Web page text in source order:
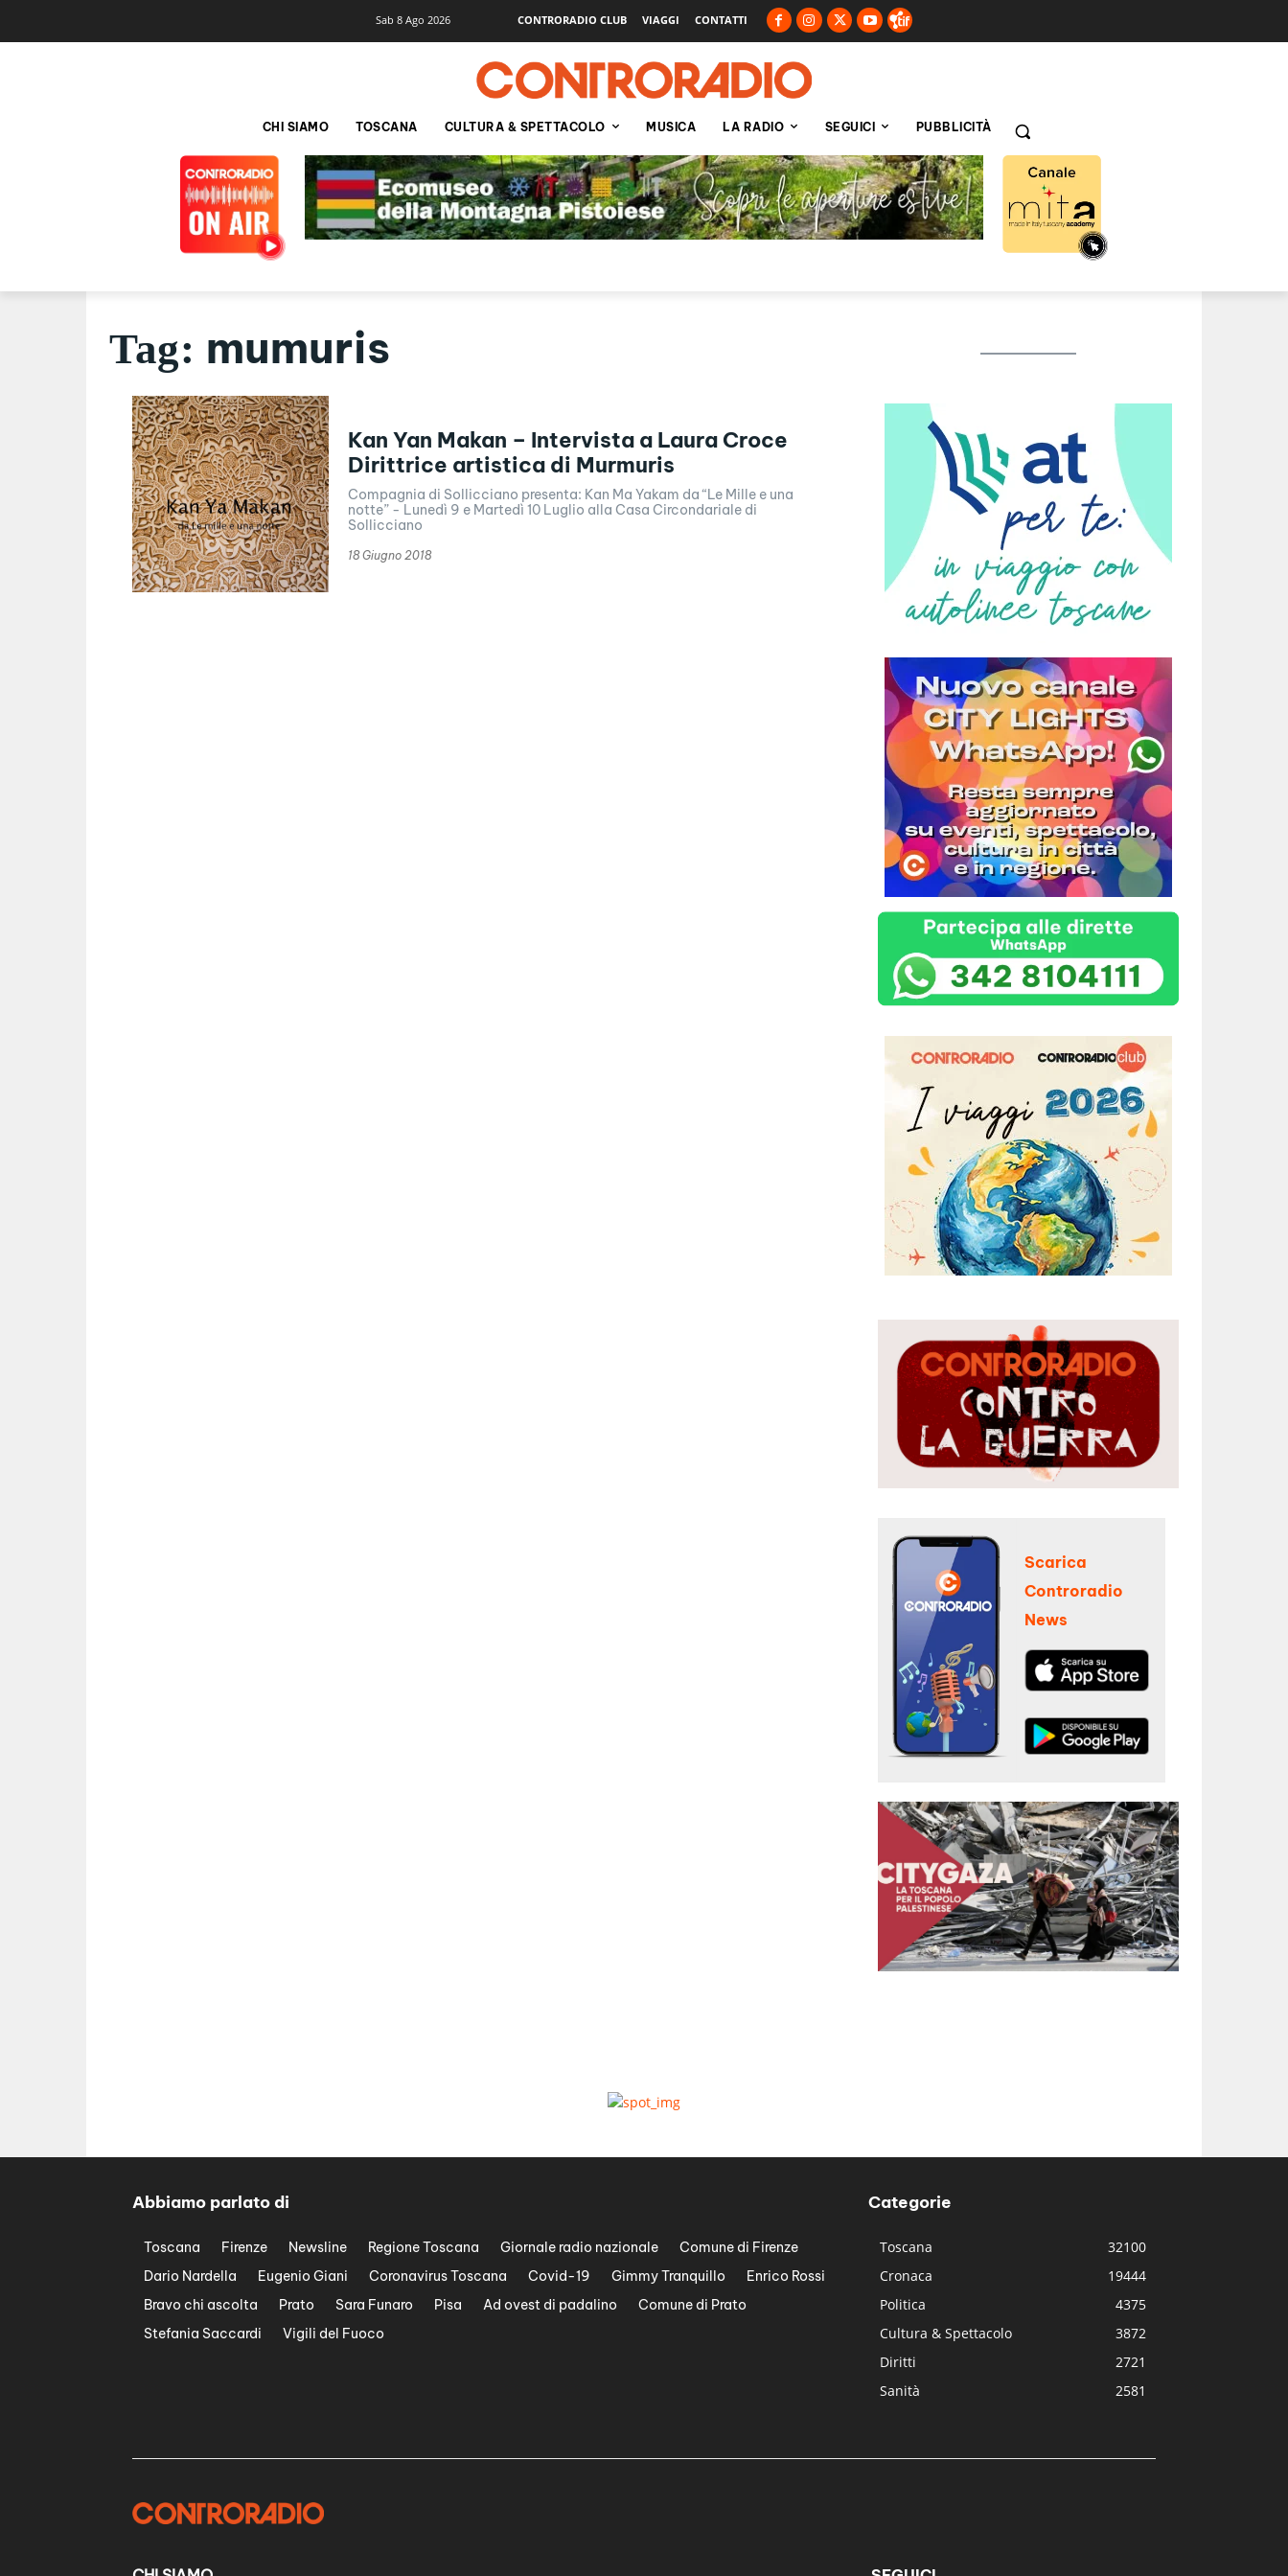
Sab 8 Ago 2026 CONTRORADIO CLUB VIAGGI CONTATTI
CHI SIAMO TOSCANA CULTURA & SPETTACOLO MUSICA LA RADIO SEGUICI PUBBLICITÀ
Tag: mumuris
Kan Yan Makan – Intervista a Laura Croce
Dirittrice artistica di Murmuris
Compagnia di Sollicciano presenta: Kan Ma Yakam da “Le Mille e una
notte” - Lunedì 9 e Martedì 10 Luglio alla Casa Circondariale di
Sollicciano
18 Giugno 2018
Scarica
Controradio
News
Abbiamo parlato di
Toscana Firenze Newsline Regione Toscana Giornale radio nazionale
Comune di Firenze
Dario Nardella
Eugenio Giani Coronavirus Toscana Covid-19 Gimmy Tranquillo
Enrico Rossi
Bravo chi ascolta
Prato Sara Funaro Pisa Ad ovest di padalino
Comune di Prato
Stefania Saccardi
Vigili del Fuoco
Categorie
Toscana
32100
Cronaca
19444
Politica
4375
Cultura & Spettacolo
3872
Diritti
2721
Sanità
2581